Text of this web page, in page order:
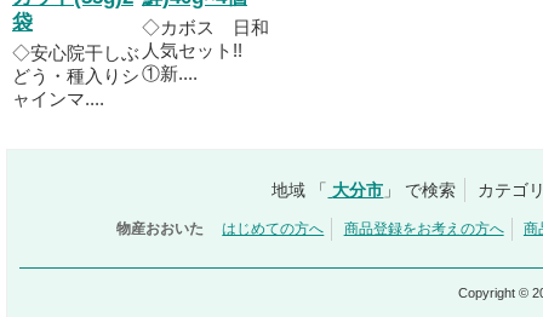
袋
◇安心院干しぶ
どう・種入りシ
ャインマ....
◇カボス 日和
人気セット!!
①新....
地域 「 大分市 」 で検索 カテゴ
物産おおいた はじめての方へ 商品登録をお考えの方へ 商
Copyright ©